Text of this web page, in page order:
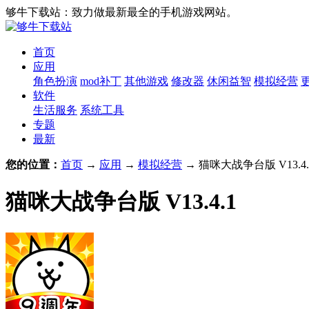
够牛下载站：致力做最新最全的手机游戏网站。
首页
应用
角色扮演 mod补丁 其他游戏 修改器 休闲益智 模拟经营
软件
生活服务 系统工具
专题
最新
您的位置： 首页 → 应用 → 模拟经营 → 猫咪大战争台版
猫咪大战争台版 V13.4.1